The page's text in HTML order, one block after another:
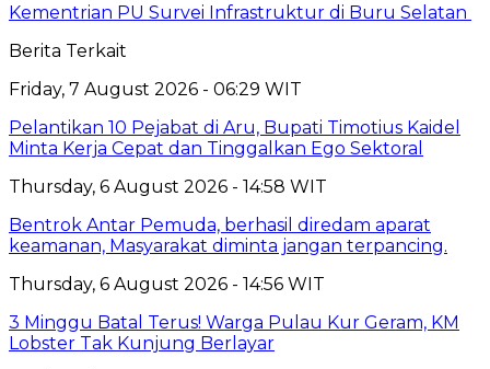
Kementrian PU Survei Infrastruktur di Buru Selatan
Berita Terkait
Friday, 7 August 2026 - 06:29 WIT
Pelantikan 10 Pejabat di Aru, Bupati Timotius Kaidel
Minta Kerja Cepat dan Tinggalkan Ego Sektoral
Thursday, 6 August 2026 - 14:58 WIT
Bentrok Antar Pemuda, berhasil diredam aparat
keamanan, Masyarakat diminta jangan terpancing.
Thursday, 6 August 2026 - 14:56 WIT
3 Minggu Batal Terus! Warga Pulau Kur Geram, KM
Lobster Tak Kunjung Berlayar